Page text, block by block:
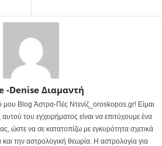
-Denise Διαμαντή
Blog Άστρα-Πές Ντενίζ_oroskopos.gr! Είμαι
του εγχειρήματος είναι να επιτύχουμε ένα
ώστε να σε κατατοπίζω με εγκυρότητα σχετικά
την αστρολογική θεωρία. Η αστρολογία για